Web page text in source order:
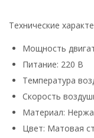
Технические
Мощность
Питание: 220 В
Температура
Скорость
Материал:
Цвет: Матовая